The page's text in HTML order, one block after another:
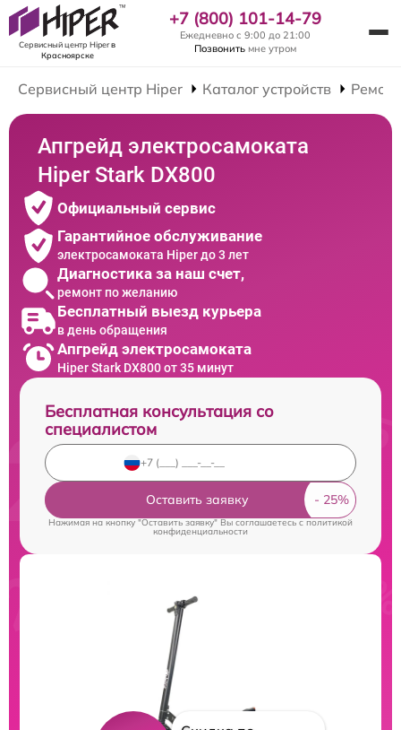
Сервисный центр Hiperв
Красноярске
+7 (800) 101-14-79
Ежедневно с 9:00 до 21:00
Позвонить мне утром
Сервисный центр Hiper Каталог устройств
Апгрейд электросамоката
Hiper Stark DX800
Официальный сервис
Гарантийное обслуживание
электросамоката Hiper до 3 лет
Диагностика за наш счет,
ремонт по желанию
Бесплатный выезд курьера
в день обращения
Апгрейд электросамоката
Hiper Stark DX800 от 35 минут
Бесплатная консультация со
специалистом
Оставить заявку
Нажимая на кнопку "Оставить заявку" Вы соглашаетесь cполитикой
конфиденциальности